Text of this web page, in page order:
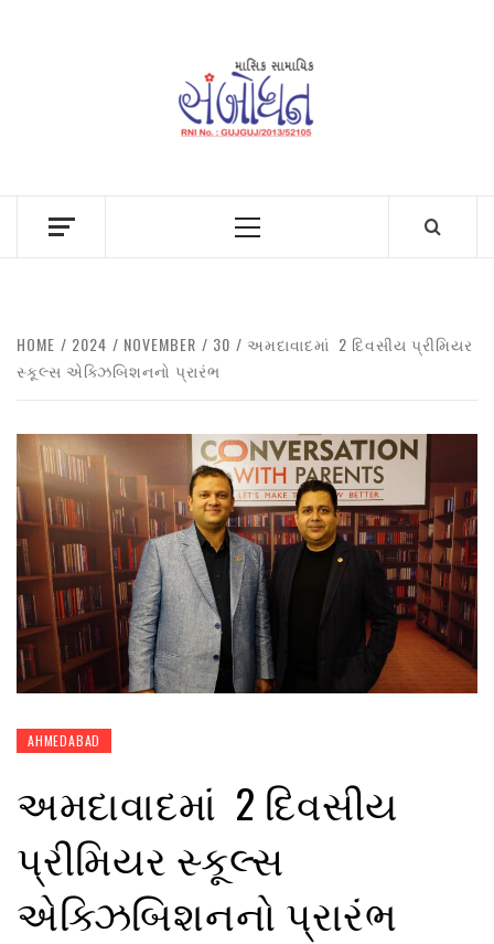
Primary
HOME 2024 NOVEMBER 30
અમદાવાદમાં 2 દિવસીય પ્રીમિયર
સ્કૂલ્સ એક્ઝિબિશનનો પ્રારંભ
AHMEDABAD
અમદાવાદમાં 2 દિવસીય
પ્રીમિયર સ્કૂલ્સ
એક્ઝિબિશનનો પ્રારંભ